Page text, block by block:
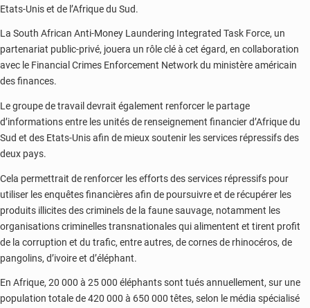
Etats-Unis et de l’Afrique du Sud.
La South African Anti-Money Laundering Integrated Task Force, un
partenariat public-privé, jouera un rôle clé à cet égard, en collaboration
avec le Financial Crimes Enforcement Network du ministère américain
des finances.
Le groupe de travail devrait également renforcer le partage
d’informations entre les unités de renseignement financier d’Afrique du
Sud et des Etats-Unis afin de mieux soutenir les services répressifs des
deux pays.
Cela permettrait de renforcer les efforts des services répressifs pour
utiliser les enquêtes financières afin de poursuivre et de récupérer les
produits illicites des criminels de la faune sauvage, notamment les
organisations criminelles transnationales qui alimentent et tirent profit
de la corruption et du trafic, entre autres, de cornes de rhinocéros, de
pangolins, d’ivoire et d’éléphant.
En Afrique, 20 000 à 25 000 éléphants sont tués annuellement, sur une
population totale de 420 000 à 650 000 têtes, selon le média spécialisé